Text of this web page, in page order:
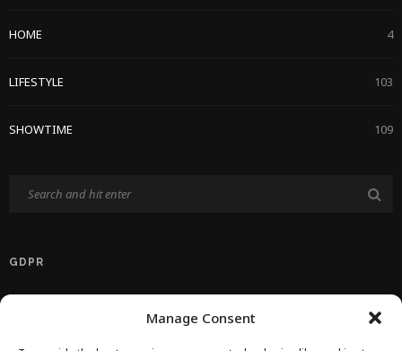
Manage Consent
HOME 4
LIFESTYLE 103
SHOWTIME 109
GDPR